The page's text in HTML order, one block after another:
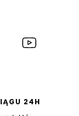
(Otwiera
24H